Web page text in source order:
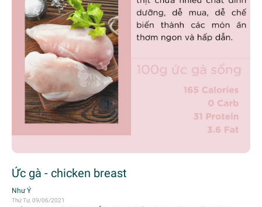
Ức gà - chicken breast
Như Ý
Thứ Tư, 09/06/2021